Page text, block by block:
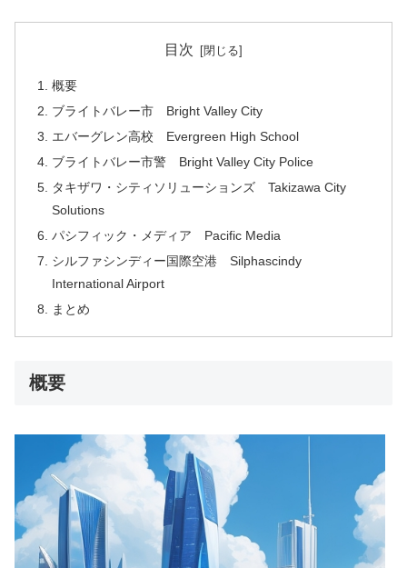
目次
概要
ブライトバレー市 Bright Valley City
エバーグレン高校 Evergreen High School
ブライトバレー市警 Bright Valley City Police
タキザワ・シティソリューションズ Takizawa City
Solutions
パシフィック・メディア Pacific Media
シルファシンディー国際空港 Silphascindy
International Airport
まとめ
概要